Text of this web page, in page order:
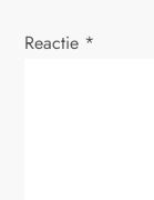
Reactie *